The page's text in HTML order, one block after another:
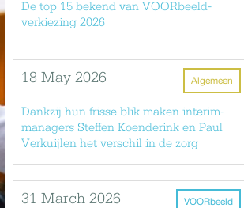
De top 15 bekend van VOORbeeld-
verkiezing 2026
Algemeen
18 May 2026
Dankzij hun frisse blik maken interim-
managers Steffen Koenderink en Paul
Verkuijlen het verschil in de zorg
VOORbeeld
31 March 2026